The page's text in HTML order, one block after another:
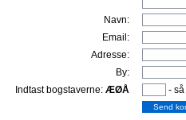
Navn:
Email:
Adresse:
By:
Indtast bogstaverne: ÆØÅ -